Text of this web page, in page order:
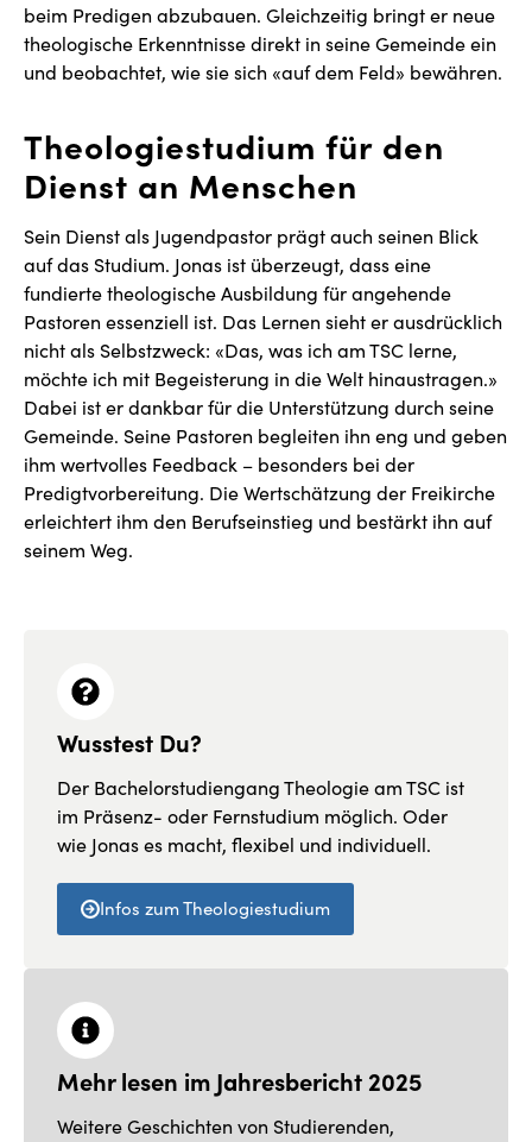
beim Predigen abzubauen. Gleichzeitig bringt er neue
theologische Erkenntnisse direkt in seine Gemeinde ein
und beobachtet, wie sie sich «auf dem Feld» bewähren.
Theologiestudium für den
Dienst an Menschen
Sein Dienst als Jugendpastor prägt auch seinen Blick
auf das Studium. Jonas ist überzeugt, dass eine
fundierte theologische Ausbildung für angehende
Pastoren essenziell ist. Das Lernen sieht er ausdrücklich
nicht als Selbstzweck: «Das, was ich am TSC lerne,
möchte ich mit Begeisterung in die Welt hinaustragen.»
Dabei ist er dankbar für die Unterstützung durch seine
Gemeinde. Seine Pastoren begleiten ihn eng und geben
ihm wertvolles Feedback – besonders bei der
Predigtvorbereitung. Die Wertschätzung der Freikirche
erleichtert ihm den Berufseinstieg und bestärkt ihn auf
seinem Weg.
Wusstest Du?
Der Bachelorstudiengang Theologie am TSC ist
im Präsenz- oder Fernstudium möglich. Oder
wie Jonas es macht, flexibel und individuell.
Infos zum Theologiestudium
Mehr lesen im Jahresbericht 2025
Weitere Geschichten von Studierenden,